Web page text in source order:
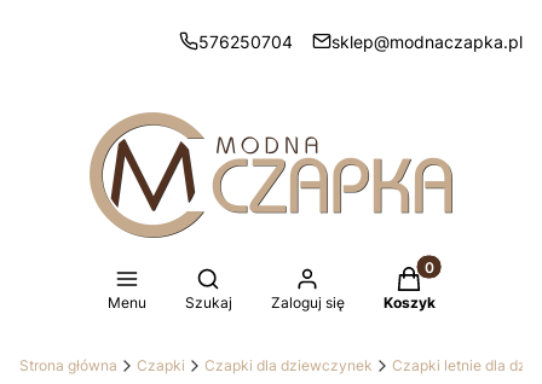
576250704 sklep@modnaczapka.pl
Menu
Otwórz wyszukiwarkę
Szukaj Zaloguj się
Produkty w
Koszyk
Strona główna Czapki Czapki dla dziewczynek Czapki letnie dla